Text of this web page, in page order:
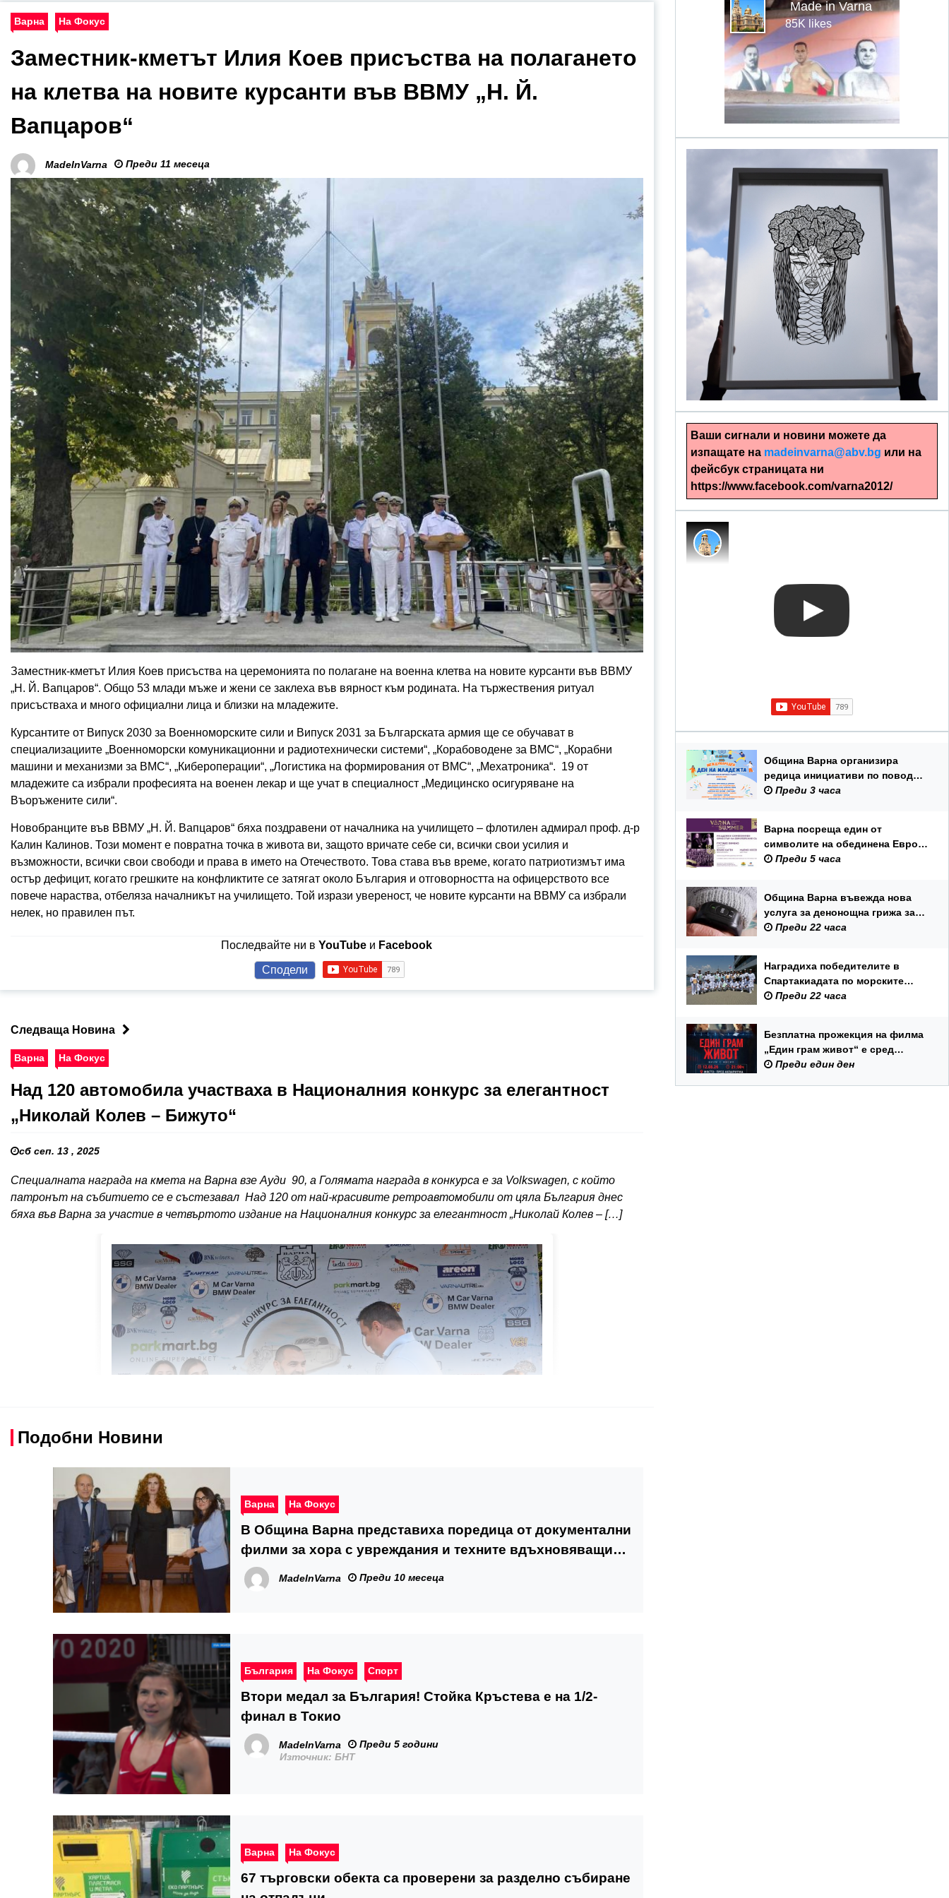
Варна На Фокус
Заместник-кметът Илия Коев присъства на полагането
на клетва на новите курсанти във ВВМУ „Н. Й.
Вапцаров“
MadeInVarna Преди 11 месеца
Заместник-кметът Илия Коев присъства на церемонията по полагане на военна клетва на новите курсанти във ВВМУ
„Н. Й. Вапцаров“. Общо 53 млади мъже и жени се заклеха във вярност към родината. На тържествения ритуал
присъстваха и много официални лица и близки на младежите.
Курсантите от Випуск 2030 за Военноморските сили и Випуск 2031 за Българската армия ще се обучават в
специализациите „Военноморски комуникационни и радиотехнически системи“, „Корабоводене за ВМС“, „Корабни
машини и механизми за ВМС“, „Кибероперации“, „Логистика на формирования от ВМС“, „Мехатроника“. 19 от
младежите са избрали професията на военен лекар и ще учат в специалност „Медицинско осигуряване на
Въоръжените сили“.
Новобранците във ВВМУ „Н. Й. Вапцаров“ бяха поздравени от началника на училището – флотилен адмирал проф. д-р
Калин Калинов. Този момент е повратна точка в живота ви, защото вричате себе си, всички свои усилия и
възможности, всички свои свободи и права в името на Отечеството. Това става във време, когато патриотизмът има
остър дефицит, когато грешките на конфликтите се затягат около България и отговорността на офицерството все
повече нараства, отбеляза началникът на училището. Той изрази увереност, че новите курсанти на ВВМУ са избрали
нелек, но правилен път.
Последвайте ни вYouTube и Facebook
Сподели
Следваща Новина
Варна На Фокус
Над 120 автомобила участваха в Националния конкурс за елегантност
„Николай Колев – Бижуто“
сб сеп. 13 , 2025
Специалната награда на кмета на Варна взе Ауди 90, а Голямата награда в конкурса е за Volkswagen, с който
патронът на събитието се е състезавал Над 120 от най-красивите ретроавтомобили от цяла България днес
бяха във Варна за участие в четвъртото издание на Националния конкурс за елегантност „Николай Колев – […]
Подобни Новини
Варна На Фокус
В Община Варна представиха поредица от документални
филми за хора с увреждания и техните вдъхновяващи
житейски истории
MadeInVarna Преди 10 месеца
България На Фокус Спорт
Втори медал за България! Стойка Кръстева е на 1/2-
финал в Токио
MadeInVarna
Преди 5 години
Източник: БНТ
Варна На Фокус
67 търговски обекта са проверени за разделно събиране
Made in Varna
85K likes
alinapapercut.com
Ръчно изрязани картини
Ваши сигнали и новини можете да
изпащате на madeinvarna@abv.bg или на
фейсбук страницата ни
https://www.facebook.com/varna2012/
Община Варна организира
редица инициативи по повод
Международния ден на
Преди 3 часа
Варна посреща един от
символите на обединена Европа
– Младежкия симфоничен
Преди 5 часа
Община Варна въвежда нова
услуга за денонощна грижа за
възрастни хора и лица с трайни
Преди 22 часа
Наградиха победителите в
Спартакиадата по морските
спортове на Военноморските
Преди 22 часа
Безплатна прожекция на филма
„Един грам живот“ е сред
събитията за Международния
Преди един ден